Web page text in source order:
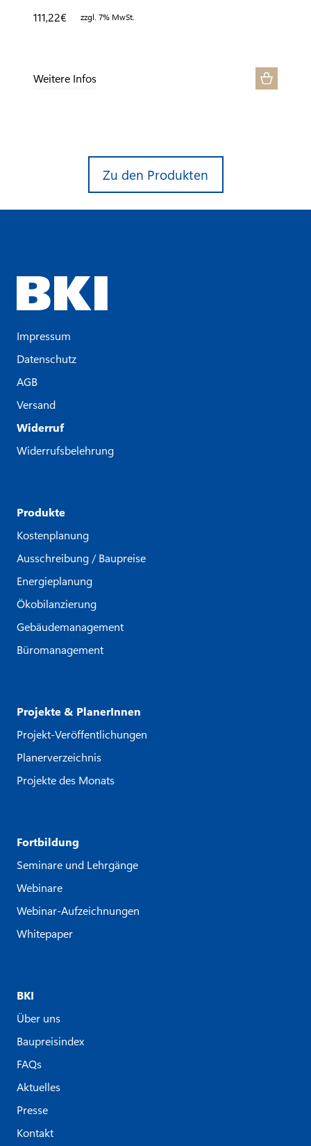
111,22€ zzgl. 7% MwSt.
Weitere Infos
Zu den Produkten
Impressum
Datenschutz
AGB
Versand
Widerruf
Widerrufsbelehrung
Produkte
Kostenplanung
Ausschreibung / Baupreise
Energieplanung
Ökobilanzierung
Gebäudemanagement
Büromanagement
Projekte & PlanerInnen
Projekt-Veröffentlichungen
Planerverzeichnis
Projekte des Monats
Fortbildung
Seminare und Lehrgänge
Webinare
Webinar-Aufzeichnungen
Whitepaper
BKI
Über uns
Baupreisindex
FAQs
Aktuelles
Presse
Kontakt